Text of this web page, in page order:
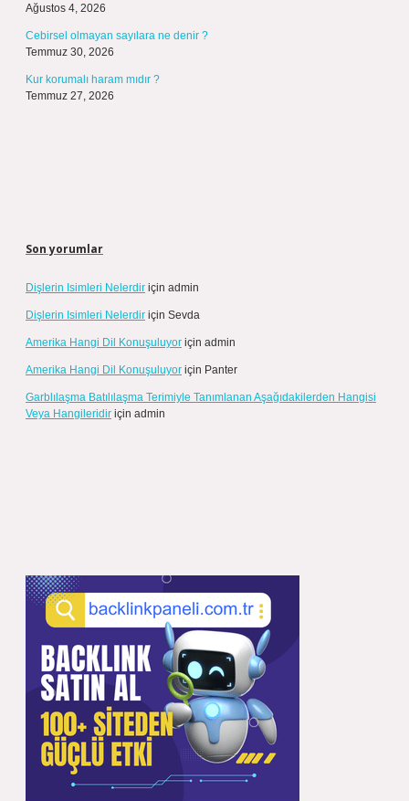
Ağustos 4, 2026
Cebirsel olmayan sayılara ne denir ?
Temmuz 30, 2026
Kur korumalı haram mıdır ?
Temmuz 27, 2026
Son yorumlar
Dişlerin Isimleri Nelerdir için admin
Dişlerin Isimleri Nelerdir için Sevda
Amerika Hangi Dil Konuşuluyor için admin
Amerika Hangi Dil Konuşuluyor için Panter
Garblılaşma Batılılaşma Terimiyle Tanımlanan Aşağıdakilerden Hangisi
Veya Hangileridir için admin